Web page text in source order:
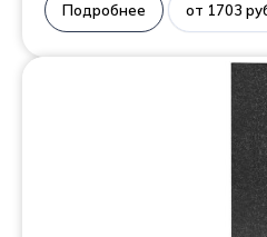
Подробнее от 1703